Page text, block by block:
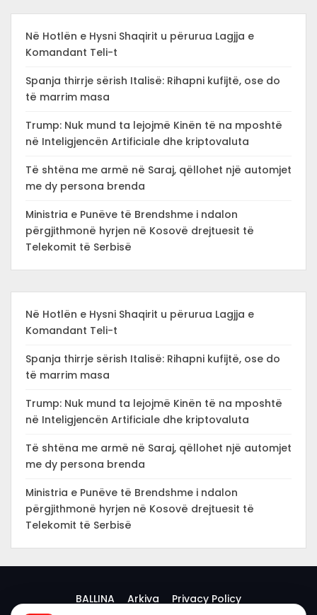
Në Hotlën e Hysni Shaqirit u përurua Lagjja e
Komandant Teli-t
Spanja thirrje sërish Italisë: Rihapni kufijtë, ose do
të marrim masa
Trump: Nuk mund ta lejojmë Kinën të na mposhtë
në Inteligjencën Artificiale dhe kriptovaluta
Të shtëna me armë në Saraj, qëllohet një automjet
me dy persona brenda
Ministria e Punëve të Brendshme i ndalon
përgjithmonë hyrjen në Kosovë drejtuesit të
Telekomit të Serbisë
Në Hotlën e Hysni Shaqirit u përurua Lagjja e
Komandant Teli-t
Spanja thirrje sërish Italisë: Rihapni kufijtë, ose do
të marrim masa
Trump: Nuk mund ta lejojmë Kinën të na mposhtë
në Inteligjencën Artificiale dhe kriptovaluta
Të shtëna me armë në Saraj, qëllohet një automjet
me dy persona brenda
Ministria e Punëve të Brendshme i ndalon
përgjithmonë hyrjen në Kosovë drejtuesit të
Telekomit të Serbisë
BALLINA Arkiva Privacy Policy